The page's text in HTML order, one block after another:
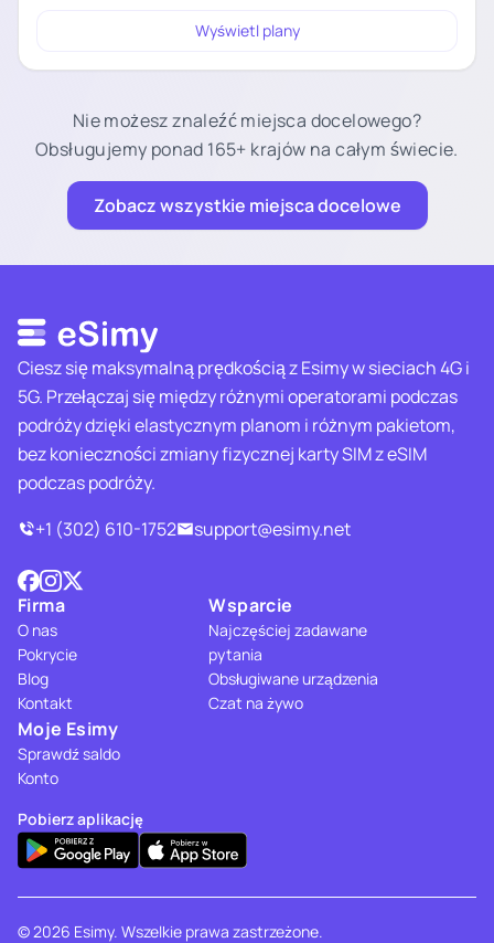
Wyświetl plany
Nie możesz znaleźć miejsca docelowego?
Obsługujemy ponad 165+ krajów na całym świecie.
Zobacz wszystkie miejsca docelowe
Ciesz się maksymalną prędkością z Esimy w sieciach 4G i
5G. Przełączaj się między różnymi operatorami podczas
podróży dzięki elastycznym planom i różnym pakietom,
bez konieczności zmiany fizycznej karty SIM z eSIM
podczas podróży.
+1 (302) 610-1752
support@esimy.net
Firma
O nas
Pokrycie
Blog
Kontakt
Wsparcie
Najczęściej zadawane
pytania
Obsługiwane urządzenia
Czat na żywo
Moje Esimy
Sprawdź saldo
Konto
Pobierz aplikację
© 2026 Esimy. Wszelkie prawa zastrzeżone.